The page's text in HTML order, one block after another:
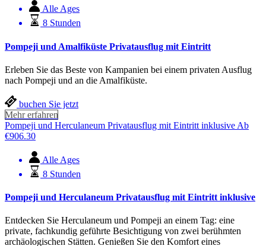
Alle Ages
8 Stunden
Pompeji und Amalfiküste Privatausflug mit Eintritt
Erleben Sie das Beste von Kampanien bei einem privaten Ausflug
nach Pompeji und an die Amalfiküste.
buchen Sie jetzt
Mehr erfahren
Pompeji und Herculaneum Privatausflug mit Eintritt inklusive Ab
€906.30
Alle Ages
8 Stunden
Pompeji und Herculaneum Privatausflug mit Eintritt inklusive
Entdecken Sie Herculaneum und Pompeji an einem Tag: eine
private, fachkundig geführte Besichtigung von zwei berühmten
archäologischen Stätten. Genießen Sie den Komfort eines